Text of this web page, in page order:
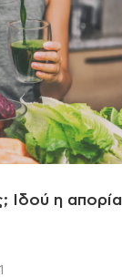
Ιδού η απορία